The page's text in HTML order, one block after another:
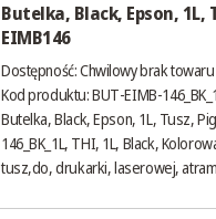
Butelka, Black, Epson, 1L,
EIMB146
Dostępność:Chwilowy brak towaru
Kod produktu: BUT-EIMB-
Butelka, Black, Epson, 1L, Tusz,
146_BK_1L, THI, 1L, Black,
tusz,do, drukarki, laserowej,